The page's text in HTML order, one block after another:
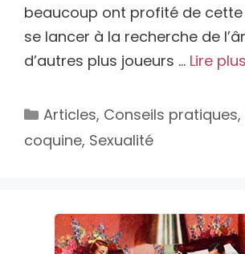
beaucoup ont profité de
se lancer à la recherche de
d’autres plus joueurs … Lire plus
Catégories
Articles, Conseils pratiques,
coquine, Sexualité